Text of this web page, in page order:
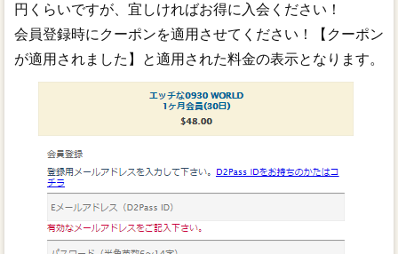
円くらいですが、宜しければお得に入会ください！
会員登録時にクーポンを適用させてください！【クーポン
が適用されました】と適用された料金の表示となります。